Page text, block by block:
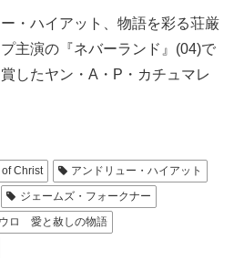
・ハイアット、物語を彩る荘厳
主演の『ネバーランド』(04)で
したヤン・A・P・カチュマレ
Christ
アンドリュー・ハイアット
ジェームズ・フォークナー
ロ 愛と赦しの物語